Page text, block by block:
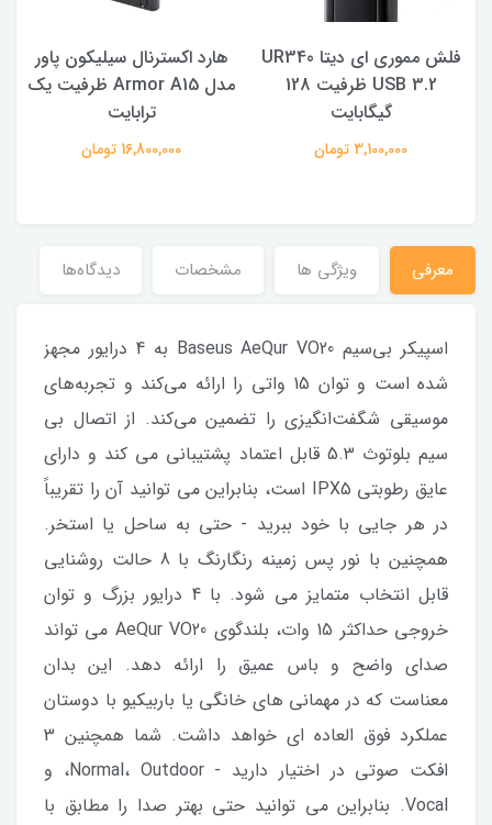
فلش مموری ای دیتا UR340
USB 3.2 ظرفیت 128
گیگابایت
3,100,000 تومان
هارد اکسترنال سیلیکون پاور
مدل Armor A15 ظرفیت یک
ترابایت
16,800,000 تومان
معرفی ویژگی ها مشخصات دیدگاه‌ها
اسپیکر بی‌سیم Baseus AeQur VO20 به 4 درایور مجهز
شده است و توان 15 واتی را ارائه می‌کند و تجربه‌های
موسیقی شگفت‌انگیزی را تضمین می‌کند. از اتصال بی
سیم بلوتوث 5.3 قابل اعتماد پشتیبانی می کند و دارای
عایق رطوبتی IPX5 است، بنابراین می توانید آن را تقریباً
در هر جایی با خود ببرید - حتی به ساحل یا استخر.
همچنین با نور پس زمینه رنگارنگ با 8 حالت روشنایی
قابل انتخاب متمایز می شود. با 4 درایور بزرگ و توان
خروجی حداکثر 15 وات، بلندگوی AeQur VO20 می تواند
صدای واضح و باس عمیق را ارائه دهد. این بدان
معناست که در مهمانی های خانگی یا باربیکیو با دوستان
عملکرد فوق العاده ای خواهد داشت. شما همچنین 3
افکت صوتی در اختیار دارید - Normal، Outdoor، و
Vocal. بنابراین می توانید حتی بهتر صدا را مطابق با